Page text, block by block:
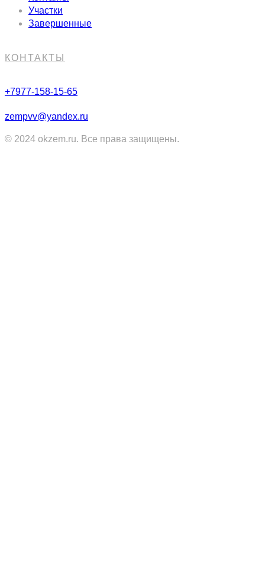
Участки
Завершенные
КОНТАКТЫ
+7977-158-15-65
zempvv@yandex.ru
© 2024 okzem.ru. Все права защищены.